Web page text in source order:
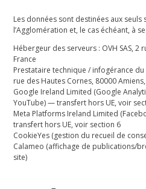
Les données sont destinées aux seuls
l’Agglomération et, le cas échéant, à
Hébergeur des serveurs : OVH SAS, 2
France
Prestataire technique / infogérance du
rue des Hautes Cornes, 80000 Amiens,
Google Ireland Limited (Google
YouTube) — transfert hors UE, voir
Meta Platforms Ireland Limited
transfert hors UE, voir section 6
CookieYes (gestion du recueil de
Calameo (affichage de publications/
site)